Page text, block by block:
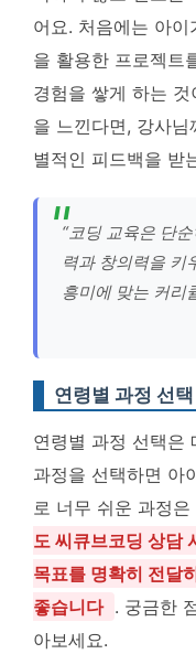
어요. 처음에는 아
을 활용한 프로젝트
경험을 쌓게 하는
을 느낀다면, 강사
별적인 피드백을 받
“코딩 교육은 단
력과 창의력을 키
흥미에 맞는 커리
연령별 과정 선
연령별 과정 선택은
과정을 선택하면 아
로 너무 쉬운 과정
도 씨큐브코딩 상담
목표를 명확히 전달
좋습니다 . 궁금한
아보세요.